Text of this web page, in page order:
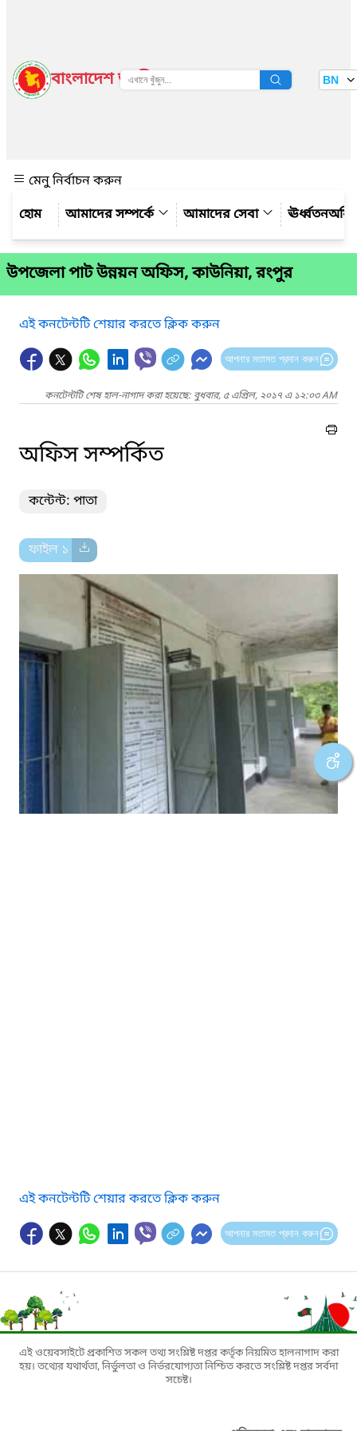
বাংলাদেশ জাতীয় তথ্য বাতায়ন BN
মেনু নির্বাচন করুন
আমাদের সম্পর্কে
আমাদের সেবা
উপজেলা পাট উন্নয়ন অফিস, কাউনিয়া, রংপুর
এই কনটেন্টটি শেয়ার করতে ক্লিক করুন
আপনার মতামত প্রদান করুন
কনটেন্টটি শেষ হাল-নাগাদ করা হয়েছে: বুধবার, ৫ এপ্রিল, ২০১৭ এ ১২:০৩ AM
অফিস সম্পর্কিত
কন্টেন্ট: পাতা
ফাইল ১
এই কনটেন্টটি শেয়ার করতে ক্লিক করুন
আপনার মতামত প্রদান করুন
এই ওয়েবসাইটে প্রকাশিত সকল তথ্য সংশ্লিষ্ট দপ্তর কর্তৃক নিয়মিত হালনাগাদ করা
হয়। তথ্যের যথার্থতা, নির্ভুলতা ও নির্ভরযোগ্যতা নিশ্চিত করতে সংশ্লিষ্ট দপ্তর সর্বদা
সচেষ্ট।